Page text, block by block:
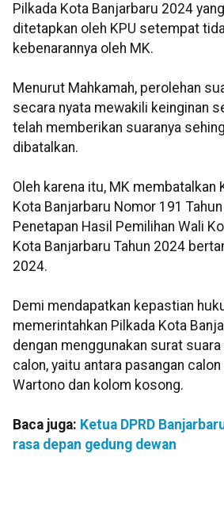
Pilkada Kota Banjarbaru 2024
ditetapkan oleh KPU setempat
kebenarannya oleh MK.
Menurut Mahkamah, perolehan
secara nyata mewakili keinginan
telah memberikan suaranya
dibatalkan.
Oleh karena itu, MK membatalkan
Kota Banjarbaru Nomor 191
Penetapan Hasil Pemilihan Wali
Kota Banjarbaru Tahun 2024
2024.
Demi mendapatkan kepastian
memerintahkan Pilkada Kota
dengan menggunakan surat
calon, yaitu antara pasangan
Wartono dan kolom kosong.
Baca juga: Ketua DPRD
rasa depan gedung dewan